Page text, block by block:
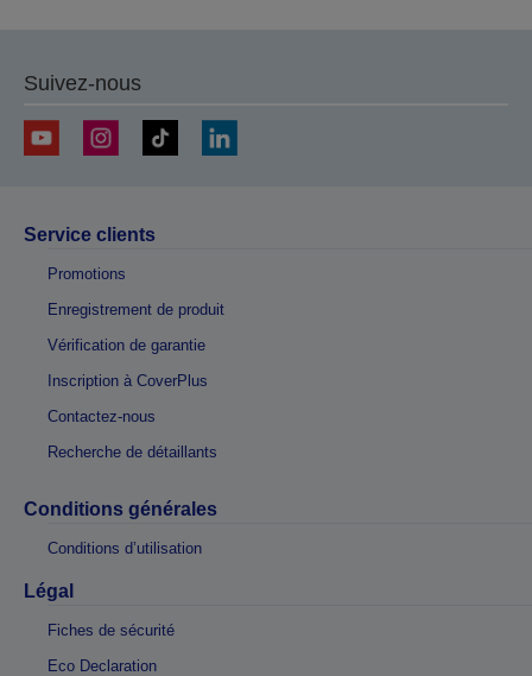
Suivez-nous
Service clients
Promotions
Enregistrement de produit
Vérification de garantie
Inscription à CoverPlus
Contactez-nous
Recherche de détaillants
Conditions générales
Conditions d’utilisation
Légal
Fiches de sécurité
Eco Declaration